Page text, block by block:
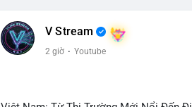
💬 DÒNG CHẢY TIN TỨC & TRUYỀN
• Telegram: US Senate tiến hành bỏ
nhu cầu.
V Stream
2 giờ · Youtube